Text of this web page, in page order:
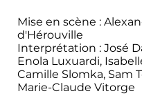
Mise en scène :
d'Hérouville
Interprétation : José
Enola Luxuardi,
Camille Slomka, Sam
Marie-Claude Vitorge